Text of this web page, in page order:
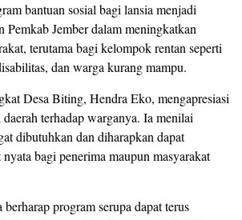
bantuan sosial bagi lansia menjadi
Pemkab Jember dalam meningkatkan
terutama bagi kelompok rentan seperti
dan warga kurang mampu.
Desa Biting, Hendra Eko, mengapresiasi
terhadap warganya. Ia menilai
dibutuhkan dan diharapkan dapat
bagi penerima maupun masyarakat
berharap program serupa dapat terus